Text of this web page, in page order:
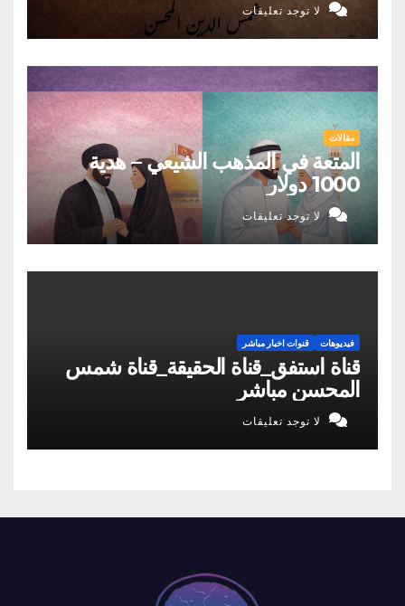
لا توجد تعليقات
مقالات
المتعة في المذهب الشيعي – هدية
1000 دولار
لا توجد تعليقات
فيديوهات قنوات اخبار مباشر
قناة استفق_قناة الحقيقة_قناة شمس
المحسن مباشر
لا توجد تعليقات